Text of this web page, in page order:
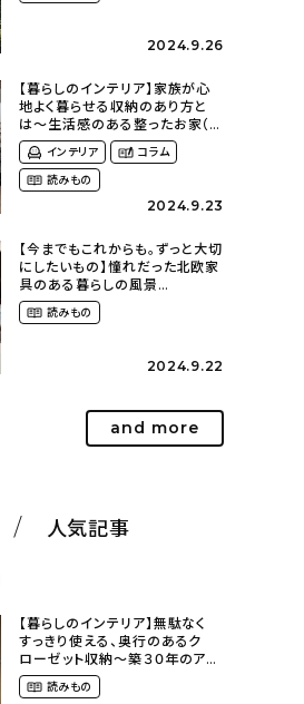
2024.9.26
【暮らしのインテリア】家族が心
地よく暮らせる収納のあり方と
は〜生活感のある整ったお家（
kaya___ieさん）
インテリア
コラム
読みもの
2024.9.23
【今までもこれからも。ずっと大切
にしたいもの】憧れだった北欧家
具のある暮らしの風景
（m._.k_homeさん）
読みもの
2024.9.22
and more
人気記事
【暮らしのインテリア】無駄なく
すっきり使える、奥行のあるク
ローゼット収納〜築３０年のア
パートにある暮らし
（mari_ppe_さん）
読みもの